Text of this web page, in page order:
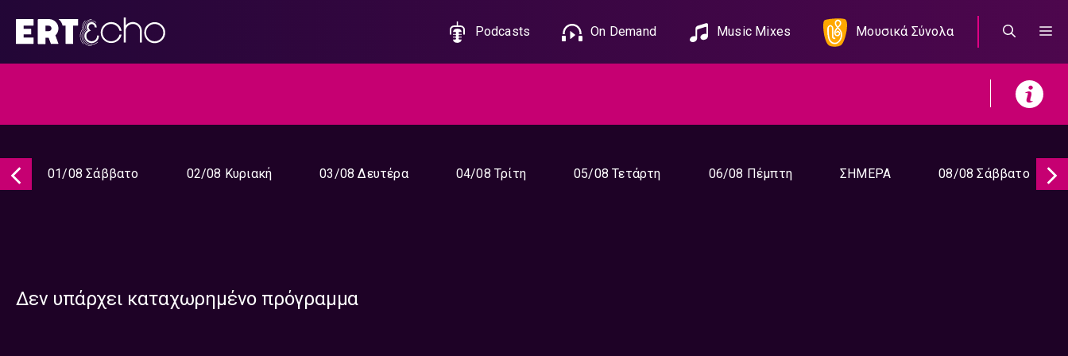
περιεχόμενο
Podcasts On Demand Music Mixes Μουσικά Σύνολα
01/08 Σάββατο 02/08 Κυριακή 03/08 Δευτέρα 04/08 Τρίτη 05/08 Τετάρτη 06/08 Πέμπτη ΣΗΜΕΡΑ 08/08 Σάββατο
Δεν υπάρχει καταχωρημένο πρόγραμμα